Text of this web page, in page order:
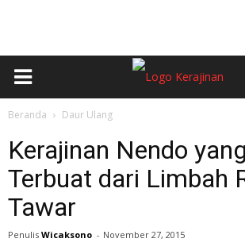
Beranda Daur Ulang
Kerajinan Nendo
Terbuat dari Limbah
Tawar
Penulis Wicaksono - November 27, 2015